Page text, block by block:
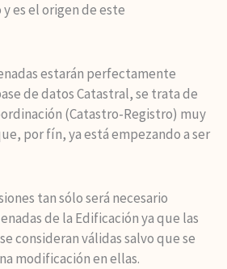
es el origen de este
estarán perfectamente
de datos Catastral, se trata de
(Catastro-Registro) muy
por fín, ya está empezando a ser
tan sólo será necesario
de la Edificación ya que las
consideran válidas salvo que se
modificación en ellas.